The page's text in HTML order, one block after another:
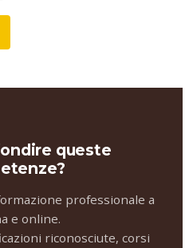
queste
professionale a
e online.
riconosciute, corsi